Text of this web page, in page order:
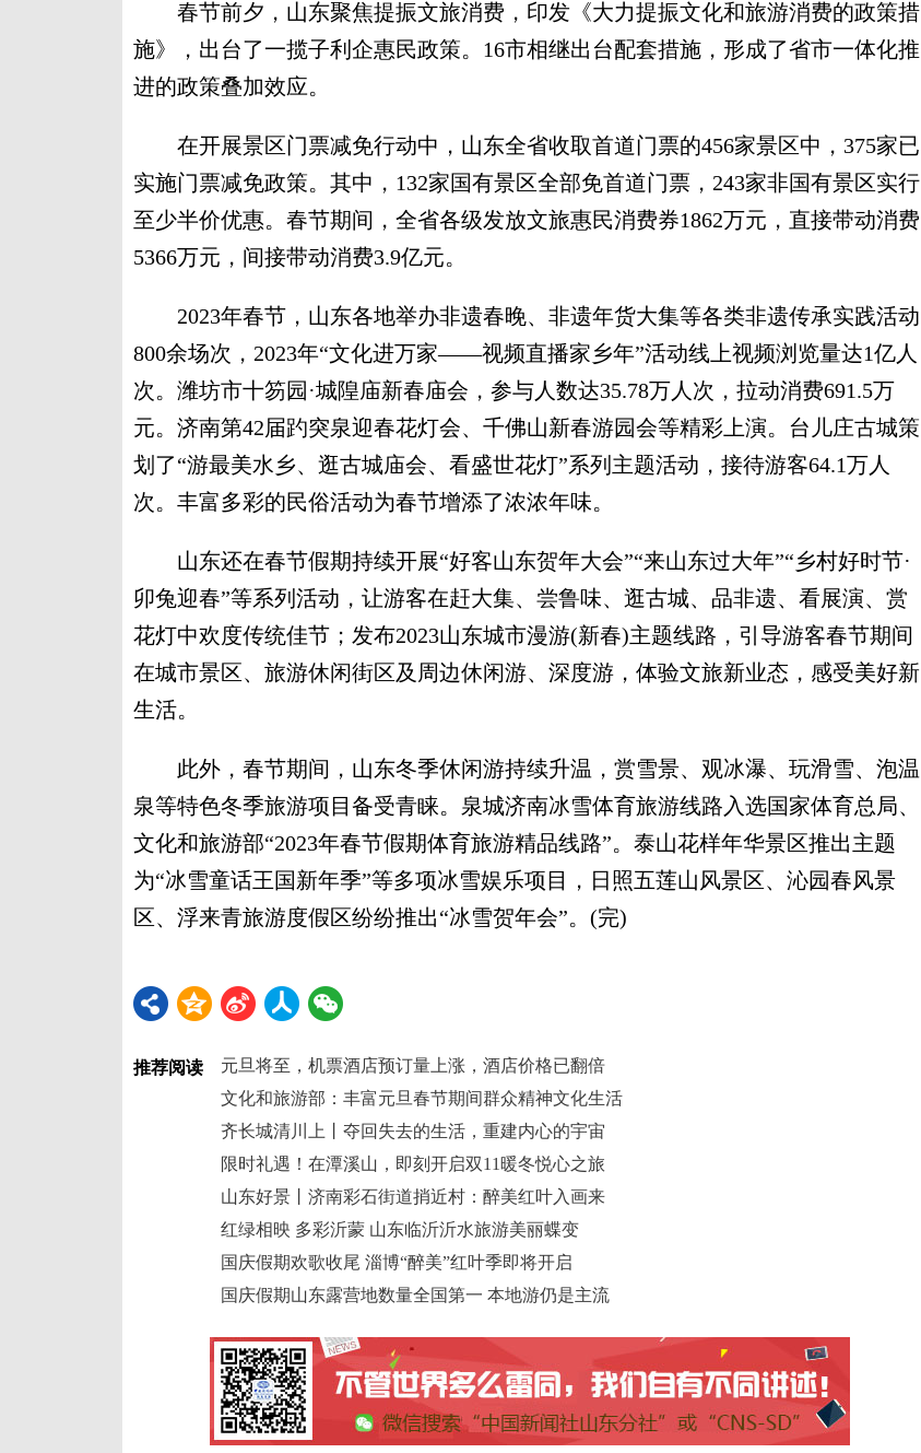
春节前夕，山东聚焦提振文旅消费，印发《大力提振文化和旅游消费的政策措
施》，出台了一揽子利企惠民政策。16市相继出台配套措施，形成了省市一体化推
进的政策叠加效应。
在开展景区门票减免行动中，山东全省收取首道门票的456家景区中，375家已
实施门票减免政策。其中，132家国有景区全部免首道门票，243家非国有景区实行
至少半价优惠。春节期间，全省各级发放文旅惠民消费券1862万元，直接带动消费
5366万元，间接带动消费3.9亿元。
2023年春节，山东各地举办非遗春晚、非遗年货大集等各类非遗传承实践活动
800余场次，2023年“文化进万家——视频直播家乡年”活动线上视频浏览量达1亿人
次。潍坊市十笏园·城隍庙新春庙会，参与人数达35.78万人次，拉动消费691.5万
元。济南第42届趵突泉迎春花灯会、千佛山新春游园会等精彩上演。台儿庄古城策
划了“游最美水乡、逛古城庙会、看盛世花灯”系列主题活动，接待游客64.1万人
次。丰富多彩的民俗活动为春节增添了浓浓年味。
山东还在春节假期持续开展“好客山东贺年大会”“来山东过大年”“乡村好时节·
卯兔迎春”等系列活动，让游客在赶大集、尝鲁味、逛古城、品非遗、看展演、赏
花灯中欢度传统佳节；发布2023山东城市漫游(新春)主题线路，引导游客春节期间
在城市景区、旅游休闲街区及周边休闲游、深度游，体验文旅新业态，感受美好新
生活。
此外，春节期间，山东冬季休闲游持续升温，赏雪景、观冰瀑、玩滑雪、泡温
泉等特色冬季旅游项目备受青睐。泉城济南冰雪体育旅游线路入选国家体育总局、
文化和旅游部“2023年春节假期体育旅游精品线路”。泰山花样年华景区推出主题
为“冰雪童话王国新年季”等多项冰雪娱乐项目，日照五莲山风景区、沁园春风景
区、浮来青旅游度假区纷纷推出“冰雪贺年会”。(完)
推荐阅读
元旦将至，机票酒店预订量上涨，酒店价格已翻倍
文化和旅游部：丰富元旦春节期间群众精神文化生活
齐长城清川上丨夺回失去的生活，重建内心的宇宙
限时礼遇！在潭溪山，即刻开启双11暖冬悦心之旅
山东好景丨济南彩石街道捎近村：醉美红叶入画来
红绿相映 多彩沂蒙 山东临沂沂水旅游美丽蝶变
国庆假期欢歌收尾 淄博“醉美”红叶季即将开启
国庆假期山东露营地数量全国第一 本地游仍是主流